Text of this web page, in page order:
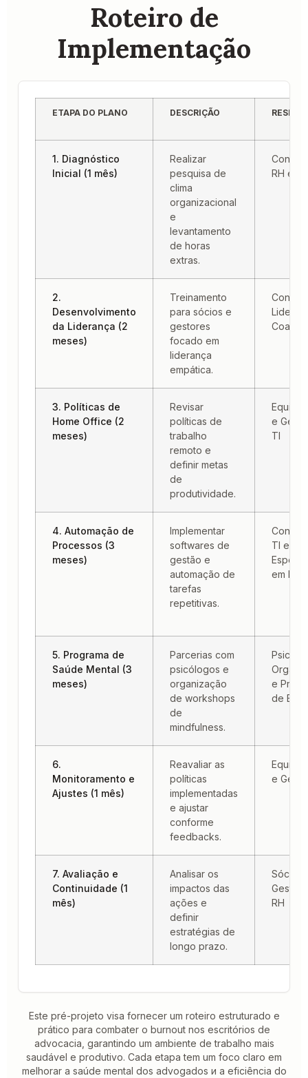
Roteiro de
Implementação
ETAPA DO PLANO DESCRIÇÃO
1. Diagnóstico
Inicial (1 mês)
Realizar
pesquisa de
clima
organizacional
e
levantamento
de horas
extras.
RH e
2.
Desenvolvimento
da Liderança (2
meses)
Treinamento
para sócios e
gestores
focado em
liderança
empática.
Coach
3. Políticas de
Home Office (2
meses)
Revisar
políticas de
trabalho
remoto e
definir metas
de
produtividade.
Equipe
e
TI
4. Automação de
Processos (3
meses)
Implementar
softwares de
gestão e
automação de
tarefas
repetitivas.
TI e
em
5. Programa de
Saúde Mental (3
meses)
Parcerias com
psicólogos e
organização
de workshops
de
mindfulness.
e
de
6.
Monitoramento e
Ajustes (1 mês)
Reavaliar as
políticas
implementadas
e ajustar
conforme
feedbacks.
Equipe
e
7. Avaliação e
Continuidade (1
mês)
Analisar os
impactos das
ações e
definir
estratégias de
longo prazo.
Sócios
RH
Este pré-projeto visa fornecer um roteiro estruturado e
prático para combater o burnout nos escritórios de
advocacia, garantindo um ambiente de trabalho mais
saudável e produtivo. Cada etapa tem um foco claro em
melhorar a saúde mental dos advogados и a eficiência do